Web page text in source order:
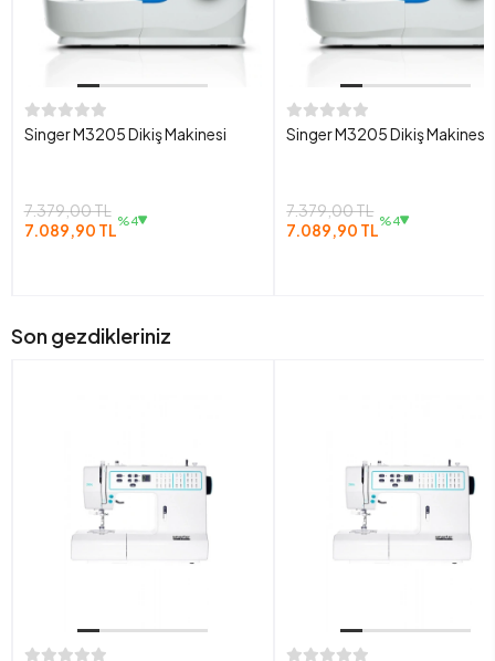
Singer M3205 Dikiş Makinesi
7.379,00 TL
7.089,90 TL%4
Singer M3205 Dikiş Makinesi
7.379,00 TL
7.089,90 TL%4
Son gezdikleriniz